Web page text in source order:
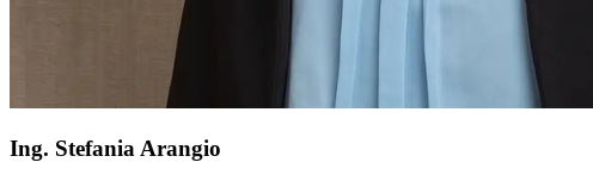
Ing. Stefania Arangio